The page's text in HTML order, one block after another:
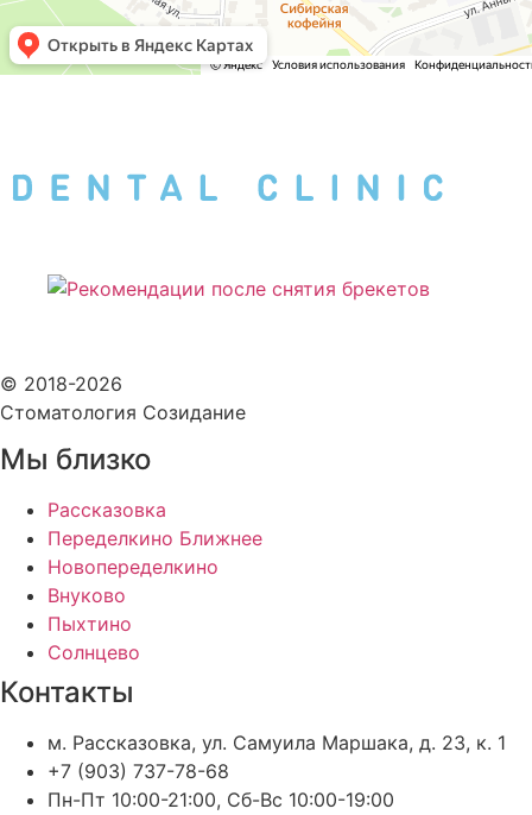
© 2018-2026
Стоматология Созидание
Мы близко
Рассказовка
Переделкино Ближнее
Новопеределкино
Внуково
Пыхтино
Солнцево
Контакты
м. Рассказовка, ул. Самуила Маршака, д. 23, к. 1
+7 (903) 737-78-68
Пн-Пт 10:00-21:00, Сб-Вс 10:00-19:00